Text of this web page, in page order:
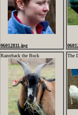
06012811.jpg
Razorback the Buck The